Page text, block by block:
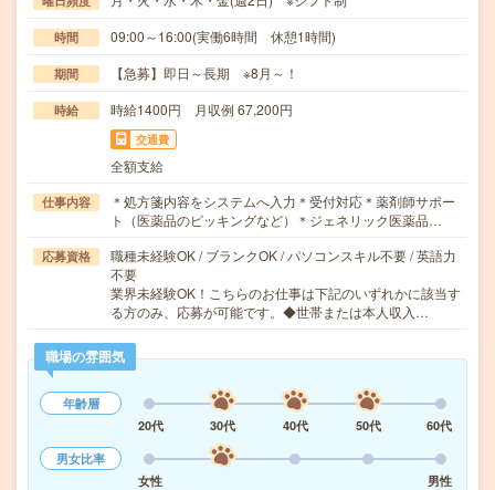
時間 09:00～16:00(実働6時間 休憩1時間)
期間 【急募】即日～長期 ※8月～！
時給 時給1400円 月収例 67,200円
交通費
全額支給
仕事内容
＊処方箋内容をシステムへ入力＊受付対応＊薬剤師サポー
ト（医薬品のピッキングなど）＊ジェネリック医薬品…
応募資格
職種未経験OK / ブランクOK / パソコンスキル不要 / 英語力
不要
業界未経験OK！こちらのお仕事は下記のいずれかに該当す
る方のみ、応募が可能です。◆世帯または本人収入…
職場の雰囲気
年齢層
20代
30代 40代 50代
60代
男女比率
女性
男性